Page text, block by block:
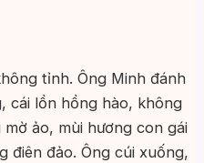
tỉnh. Ông Minh đánh
cái lồn hồng hào, không
ảo, mùi hương con gái
điên đảo. Ông cúi xuống,